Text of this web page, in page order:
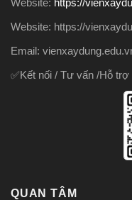
Website: https://
Website: https://
Email:
✅Kết nối / Tư vấn /Hỗ trợ
QUAN TÂM